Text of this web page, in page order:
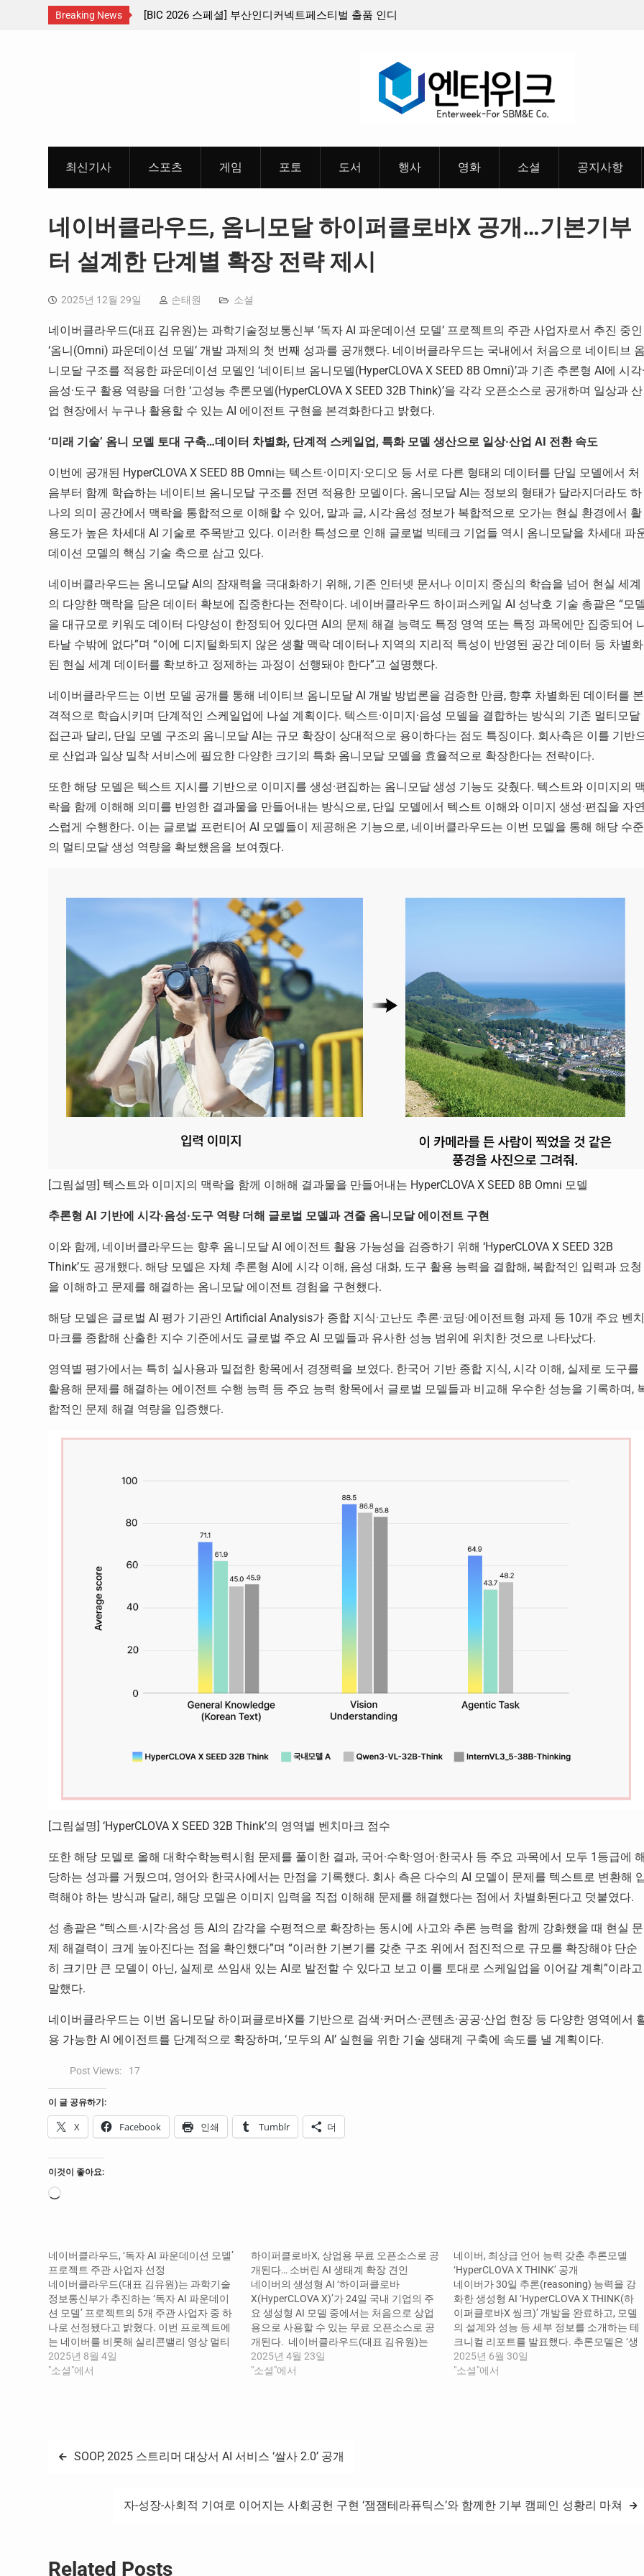
Breaking News
넥트페스티벌 출품 인디
판타지 케이팝 애니메이션 ‘고스트밴드’ 8월 26일(수)
최신기사 스포츠 게임 포토 도서 행사 영화 소셜 공지사항
네이버클라우드, 옴니모달 하이퍼클로바X 공개…기본기부
터 설계한 단계별 확장 전략 제시
2025년 12월 29일 손태원 소셜
네이버클라우드(대표 김유원)는 과학기술정보통신부 ‘독자 AI 파운데이션 모델’ 프로젝트의 주관 사업자로서 추진 중인
‘옴니(Omni) 파운데이션 모델’ 개발 과제의 첫 번째 성과를 공개했다. 네이버클라우드는 국내에서 처음으로 네이티브
니모달 구조를 적용한 파운데이션 모델인 ‘네이티브 옴니모델(HyperCLOVA X SEED 8B Omni)’과 기존 추론형 AI에 시각·
음성·도구 활용 역량을 더한 ‘고성능 추론모델(HyperCLOVA X SEED 32B Think)’을 각각 오픈소스로 공개하며 일상과 산
업 현장에서 누구나 활용할 수 있는 AI 에이전트 구현을 본격화한다고 밝혔다.
‘미래 기술’ 옴니 모델 토대 구축…데이터 차별화, 단계적 스케일업, 특화 모델 생산으로 일상·산업 AI 전환 속도
이번에 공개된 HyperCLOVA X SEED 8B Omni는 텍스트·이미지·오디오 등 서로 다른 형태의 데이터를 단일 모델에서 처
음부터 함께 학습하는 네이티브 옴니모달 구조를 전면 적용한 모델이다. 옴니모달 AI는 정보의 형태가 달라지더라도 하
나의 의미 공간에서 맥락을 통합적으로 이해할 수 있어, 말과 글, 시각·음성 정보가 복합적으로 오가는 현실 환경에서 활
용도가 높은 차세대 AI 기술로 주목받고 있다. 이러한 특성으로 인해 글로벌 빅테크 기업들 역시 옴니모달을 차세대 파
데이션 모델의 핵심 기술 축으로 삼고 있다.
네이버클라우드는 옴니모달 AI의 잠재력을 극대화하기 위해, 기존 인터넷 문서나 이미지 중심의 학습을 넘어 현실 세계
의 다양한 맥락을 담은 데이터 확보에 집중한다는 전략이다. 네이버클라우드 하이퍼스케일 AI 성낙호 기술 총괄은 “모
을 대규모로 키워도 데이터 다양성이 한정되어 있다면 AI의 문제 해결 능력도 특정 영역 또는 특정 과목에만 집중되어
타날 수밖에 없다”며 “이에 디지털화되지 않은 생활 맥락 데이터나 지역의 지리적 특성이 반영된 공간 데이터 등 차별화
된 현실 세계 데이터를 확보하고 정제하는 과정이 선행돼야 한다”고 설명했다.
네이버클라우드는 이번 모델 공개를 통해 네이티브 옴니모달 AI 개발 방법론을 검증한 만큼, 향후 차별화된 데이터를 본
격적으로 학습시키며 단계적인 스케일업에 나설 계획이다. 텍스트·이미지·음성 모델을 결합하는 방식의 기존 멀티모달
접근과 달리, 단일 모델 구조의 옴니모달 AI는 규모 확장이 상대적으로 용이하다는 점도 특징이다. 회사측은 이를 기반
로 산업과 일상 밀착 서비스에 필요한 다양한 크기의 특화 옴니모달 모델을 효율적으로 확장한다는 전략이다.
또한 해당 모델은 텍스트 지시를 기반으로 이미지를 생성·편집하는 옴니모달 생성 기능도 갖췄다. 텍스트와 이미지의
락을 함께 이해해 의미를 반영한 결과물을 만들어내는 방식으로, 단일 모델에서 텍스트 이해와 이미지 생성·편집을 자
스럽게 수행한다. 이는 글로벌 프런티어 AI 모델들이 제공해온 기능으로, 네이버클라우드는 이번 모델을 통해 해당 수준
의 멀티모달 생성 역량을 확보했음을 보여줬다.
[그림설명] 텍스트와 이미지의 맥락을 함께 이해해 결과물을 만들어내는 HyperCLOVA X SEED 8B Omni 모델
추론형 AI 기반에 시각·음성·도구 역량 더해 글로벌 모델과 견줄 옴니모달 에이전트 구현
이와 함께, 네이버클라우드는 향후 옴니모달 AI 에이전트 활용 가능성을 검증하기 위해 ‘HyperCLOVA X SEED 32B
Think’도 공개했다. 해당 모델은 자체 추론형 AI에 시각 이해, 음성 대화, 도구 활용 능력을 결합해, 복합적인 입력과 요청
을 이해하고 문제를 해결하는 옴니모달 에이전트 경험을 구현했다.
해당 모델은 글로벌 AI 평가 기관인 Artificial Analysis가 종합 지식·고난도 추론·코딩·에이전트형 과제 등 10개 주요 벤치
마크를 종합해 산출한 지수 기준에서도 글로벌 주요 AI 모델들과 유사한 성능 범위에 위치한 것으로 나타났다.
영역별 평가에서는 특히 실사용과 밀접한 항목에서 경쟁력을 보였다. 한국어 기반 종합 지식, 시각 이해, 실제로 도구를
활용해 문제를 해결하는 에이전트 수행 능력 등 주요 능력 항목에서 글로벌 모델들과 비교해 우수한 성능을 기록하며,
합적인 문제 해결 역량을 입증했다.
[그림설명] ‘HyperCLOVA X SEED 32B Think’의 영역별 벤치마크 점수
또한 해당 모델로 올해 대학수학능력시험 문제를 풀이한 결과, 국어·수학·영어·한국사 등 주요 과목에서 모두 1등급에
당하는 성과를 거뒀으며, 영어와 한국사에서는 만점을 기록했다. 회사 측은 다수의 AI 모델이 문제를 텍스트로 변환해
력해야 하는 방식과 달리, 해당 모델은 이미지 입력을 직접 이해해 문제를 해결했다는 점에서 차별화된다고 덧붙였다.
성 총괄은 “텍스트·시각·음성 등 AI의 감각을 수평적으로 확장하는 동시에 사고와 추론 능력을 함께 강화했을 때 현실 문
제 해결력이 크게 높아진다는 점을 확인했다”며 “이러한 기본기를 갖춘 구조 위에서 점진적으로 규모를 확장해야 단순
히 크기만 큰 모델이 아닌, 실제로 쓰임새 있는 AI로 발전할 수 있다고 보고 이를 토대로 스케일업을 이어갈 계획”이라고
말했다.
네이버클라우드는 이번 옴니모달 하이퍼클로바X를 기반으로 검색·커머스·콘텐츠·공공·산업 현장 등 다양한 영역에서
용 가능한 AI 에이전트를 단계적으로 확장하며, ‘모두의 AI’ 실현을 위한 기술 생태계 구축에 속도를 낼 계획이다.
Post Views: 17
이 글 공유하기:
X Facebook 인쇄 Tumblr 더
이것이 좋아요:
로
네이버클라우드, ‘독자 AI 파운데이션 모델’
프로젝트 주관 사업자 선정
네이버클라우드(대표 김유원)는 과학기술
정보통신부가 추진하는 ‘독자 AI 파운데이
션 모델’ 프로젝트의 5개 주관 사업자 중 하
나로 선정됐다고 밝혔다. 이번 프로젝트에
는 네이버를 비롯해 실리콘밸리 영상 멀티
모달 AI 스타트업 트웰브랩스, KAIST·서울
대·포항공대·고려대·한양대 등 국내 유수 대
2025년 8월 4일
"소셜"에서
하이퍼클로바X, 상업용 무료 오픈소스로 공
개된다… 소버린 AI 생태계 확장 견인
네이버의 생성형 AI ‘하이퍼클로바
X(HyperCLOVA X)’가 24일 국내 기업의 주
요 생성형 AI 모델 중에서는 처음으로 상업
용으로 사용할 수 있는 무료 오픈소스로 공
개된다. ​ 네이버클라우드(대표 김유원)는
하이퍼클로바X의 경량 모델 3종
▲HyperCLOVA X SEED 3B,
2025년 4월 23일
"소셜"에서
네이버, 최상급 언어 능력 갖춘 추론모델
‘HyperCLOVA X THINK’ 공개
네이버가 30일 추론(reasoning) 능력을 강
화한 생성형 AI ‘HyperCLOVA X THINK(하
이퍼클로바X 씽크)’ 개발을 완료하고, 모델
의 설계와 성능 등 세부 정보를 소개하는 테
크니컬 리포트를 발표했다. 추론모델은 ‘생
각하는 힘’이 강화된 AI로, 사용자가 질의를
입력하면 모델이 혼잣말하듯이 길게 생각
2025년 6월 30일
"소셜"에서
글 SOOP, 2025 스트리머 대상서 AI 서비스 ‘쌀사 2.0’ 공개
자-성장-사회적 기여로 이어지는 사회공헌 구현 ‘잼잼테라퓨틱스’와 함께한 기부 캠페인 성황리 마쳐
Related Posts